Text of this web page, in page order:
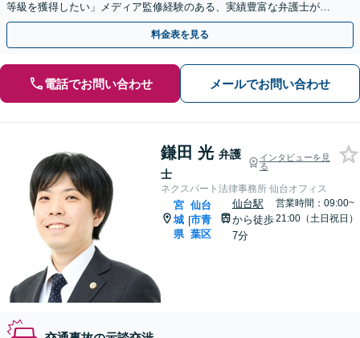
等級を獲得したい」メディア監修経験のある、実績豊富な弁護士が早
めの解決をサポート！【夜間相談可】
料金表を見る
電話でお問い合わせ メールでお問い合わせ
鎌田 光 弁護
士
インタビューを見
る
ネクスパート法律事務所 仙台オフィス
宮
城
県
|
仙台
市青
葉区
仙台駅
から徒歩
7分
営業時間：09:00~
21:00（土日祝日）